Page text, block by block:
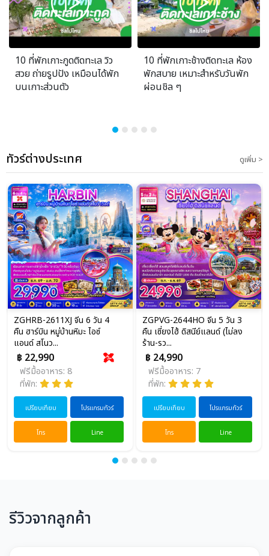
10 ที่พักเกาะกูดติดทะเล วิว
สวย ถ่ายรูปปัง เหมือนได้พัก
บนเกาะส่วนตัว
10 ที่พักเกาะช้างติดทะเล ห้อง
พักสบาย เหมาะสำหรับวันพัก
ผ่อนชิล ๆ
ทัวร์ต่างประเทศ ดูเพิ่ม >
ZGHRB-2611XJ จีน 6 วัน 4
คืน ฮาร์บิน หมู่บ้านหิมะ ไอซ์
แอนด์ สโนว...
฿ 22,990
ฟรีมื้ออาหาร: 8
ที่พัก:
เปรียบเทียบ โปรแกรมทัวร์
โทร Line
ZGPVG-2644HO จีน 5 วัน 3
คืน เซี่ยงไฮ้ ดิสนีย์แลนด์ (ไม่ลง
ร้าน-รว...
฿ 24,990
ฟรีมื้ออาหาร: 7
ที่พัก:
เปรียบเทียบ โปรแกรมทัวร์
โทร Line
รีวิวจากลูกค้า